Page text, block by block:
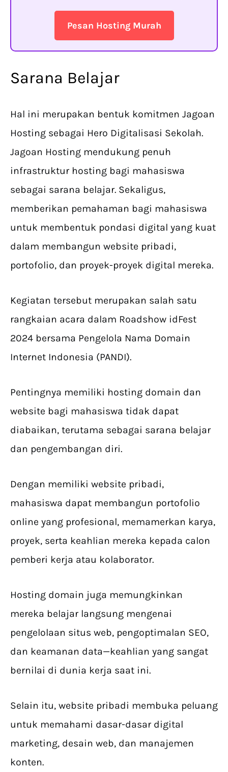
Pesan Hosting Murah
Sarana Belajar
Hal ini merupakan bentuk komitmen Jagoan
Hosting sebagai Hero Digitalisasi Sekolah.
Jagoan Hosting mendukung penuh
infrastruktur hosting bagi mahasiswa
sebagai sarana belajar. Sekaligus,
memberikan pemahaman bagi mahasiswa
untuk membentuk pondasi digital yang kuat
dalam membangun website pribadi,
portofolio, dan proyek-proyek digital mereka.
Kegiatan tersebut merupakan salah satu
rangkaian acara dalam Roadshow idFest
2024 bersama Pengelola Nama Domain
Internet Indonesia (PANDI).
Pentingnya memiliki hosting domain dan
website bagi mahasiswa tidak dapat
diabaikan, terutama sebagai sarana belajar
dan pengembangan diri.
Dengan memiliki website pribadi,
mahasiswa dapat membangun portofolio
online yang profesional, memamerkan karya,
proyek, serta keahlian mereka kepada calon
pemberi kerja atau kolaborator.
Hosting domain juga memungkinkan
mereka belajar langsung mengenai
pengelolaan situs web, pengoptimalan SEO,
dan keamanan data—keahlian yang sangat
bernilai di dunia kerja saat ini.
Selain itu, website pribadi membuka peluang
untuk memahami dasar-dasar digital
marketing, desain web, dan manajemen
konten.